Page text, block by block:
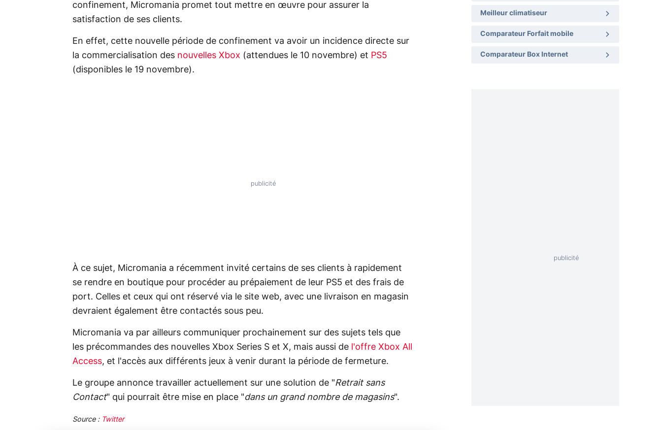
confinement, Micromania promet tout mettre en œuvre pour assurer la
satisfaction de ses clients.
En effet, cette nouvelle période de confinement va avoir un incidence directe sur
la commercialisation des nouvelles Xbox (attendues le 10 novembre) et PS5
(disponibles le 19 novembre).
À ce sujet, Micromania a récemment invité certains de ses clients à rapidement
se rendre en boutique pour procéder au prépaiement de leur PS5 et des frais de
port. Celles et ceux qui ont réservé via le site web, avec une livraison en magasin
devraient également être contactés sous peu.
Micromania va par ailleurs communiquer prochainement sur des sujets tels que
les précommandes des nouvelles Xbox Series S et X, mais aussi de l'offre Xbox All
Access, et l'accès aux différents jeux à venir durant la période de fermeture.
Le groupe annonce travailler actuellement sur une solution de "Retrait sans
Contact" qui pourrait être mise en place "dans un grand nombre de magasins".
Source : Twitter
Meilleur climatiseur
Comparateur Forfait mobile
Comparateur Box Internet